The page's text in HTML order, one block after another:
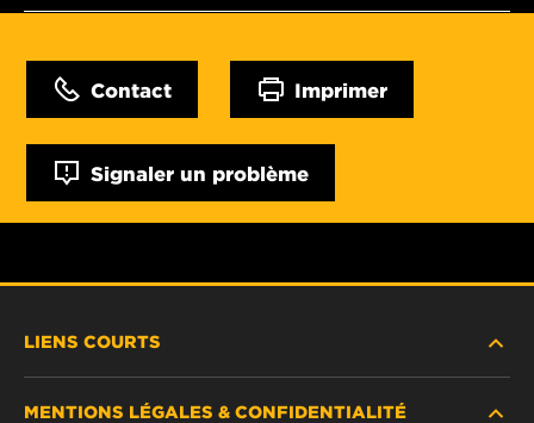
Contact Imprimer
Signaler un problème
LIENS COURTS
MENTIONS LÉGALES & CONFIDENTIALITÉ